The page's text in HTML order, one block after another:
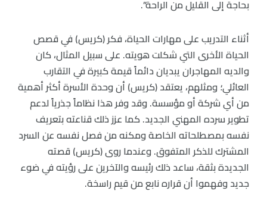
بحاجة إلى القليل من الراحة”.
أثناء التدريب على مهارات الحياة، فكر (كريس) في قصص
الحياة الأخرى التي شكلت هويته. على سبيل المثال، كان
والديه المهاجران يبديان دائماً قيمة كبيرة في التقارب
العائلي؛ ومثلهم، يعتقد (كريس) أن وحدة الأسرة أكثر أهمية
من أي شركة أو مؤسسة. وقد وفر هذا نظاماً جذرياً لدعم
تطوير سرده المهني الجديد. كما عزز ذلك قناعته بتعريف
نفسه بمصطلحاته الخاصة ومكنه من فصل نفسه عن السرد
المشترك للذكر المتفوق. وعندما روى (كريس) قصته
الجديدة بثقة، ساعد ذلك رئيسه والآخرين على رؤيته في ضوء
جديد وفهموا أن قراره نابع من قيم راسخة.